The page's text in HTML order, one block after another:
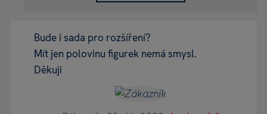
Bude i sada pro rozšíření?
Mít jen polovinu figurek nemá smysl.
Děkuji